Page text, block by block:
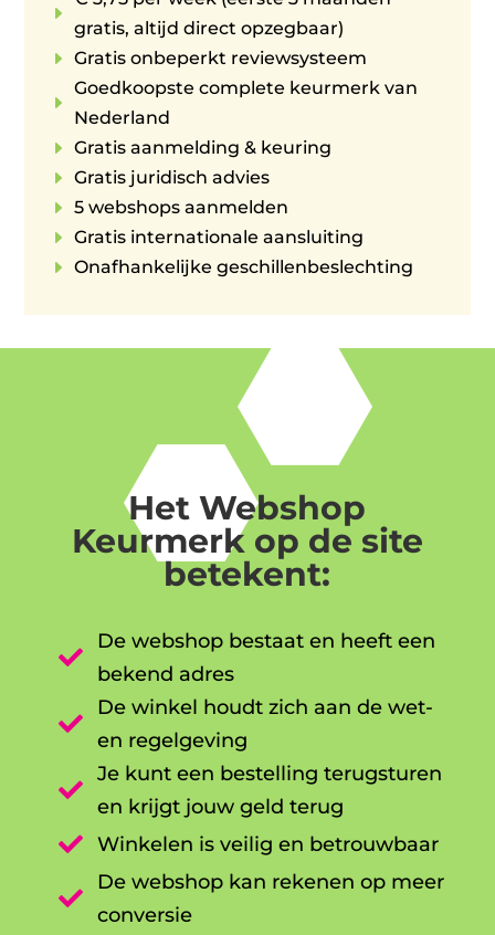
E
gratis, altijd direct opzegbaar)
E Gratis onbeperkt reviewsysteem
E
Goedkoopste complete keurmerk van
Nederland
E Gratis aanmelding & keuring
E Gratis juridisch advies
E 5 webshops aanmelden
E Gratis internationale aansluiting
E Onafhankelijke geschillenbeslechting
Het Webshop
Keurmerk op de site
betekent:

De webshop bestaat en heeft een
bekend adres

De winkel houdt zich aan de wet-
en regelgeving

Je kunt een bestelling terugsturen
en krijgt jouw geld terug

Winkelen is veilig en betrouwbaar

De webshop kan rekenen op meer
conversie